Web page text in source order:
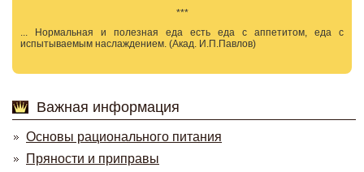
***
... Нормальная и полезная еда есть еда с аппетитом, еда с
испытываемым наслаждением. (Акад. И.П.Павлов)
Важная информация
Основы рационального питания
Пряности и приправы